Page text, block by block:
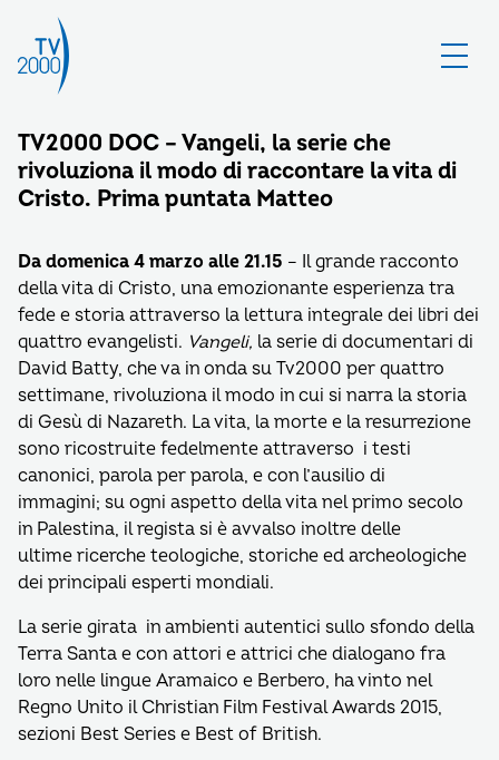
TV2000 DOC – Vangeli, la serie che
rivoluziona il modo di raccontare la vita di
Cristo. Prima puntata Matteo
Da domenica 4 marzo alle 21.15 – Il grande racconto
della vita di Cristo, una emozionante esperienza tra
fede e storia attraverso la lettura integrale dei libri dei
quattro evangelisti. Vangeli, la serie di documentari di
David Batty, che va in onda su Tv2000 per quattro
settimane, rivoluziona il modo in cui si narra la storia
di Gesù di Nazareth. La vita, la morte e la resurrezione
sono ricostruite fedelmente attraverso i testi
canonici, parola per parola, e con l’ausilio di
immagini; su ogni aspetto della vita nel primo secolo
in Palestina, il regista si è avvalso inoltre delle
ultime ricerche teologiche, storiche ed archeologiche
dei principali esperti mondiali.
La serie girata in ambienti autentici sullo sfondo della
Terra Santa e con attori e attrici che dialogano fra
loro nelle lingue Aramaico e Berbero, ha vinto nel
Regno Unito il Christian Film Festival Awards 2015,
sezioni Best Series e Best of British.